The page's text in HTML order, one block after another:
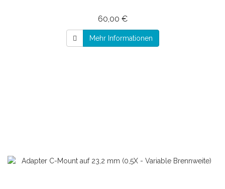
60,00 €
Mehr Informationen